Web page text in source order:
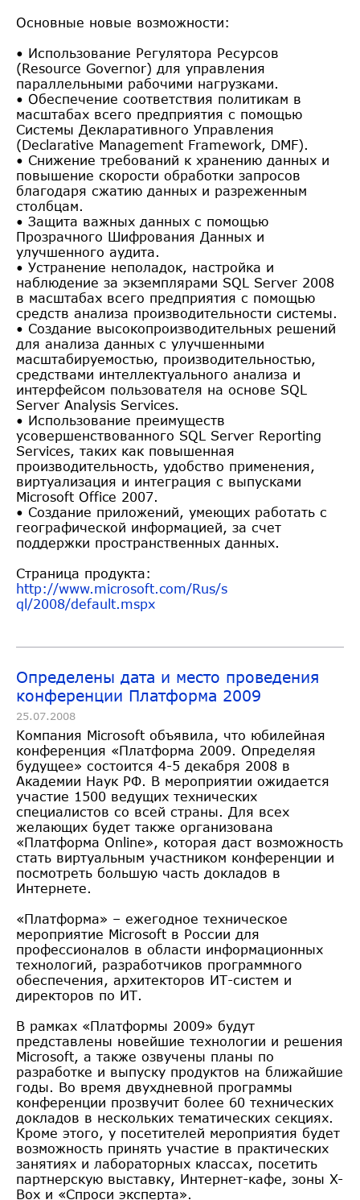
Основные новые возможности:
• Использование Регулятора Ресурсов
(Resource Governor) для управления
параллельными рабочими нагрузками.
• Обеспечение соответствия политикам в
масштабах всего предприятия с помощью
Системы Декларативного Управления
(Declarative Management Framework, DMF).
• Снижение требований к хранению данных и
повышение скорости обработки запросов
благодаря сжатию данных и разреженным
столбцам.
• Защита важных данных с помощью
Прозрачного Шифрования Данных и
улучшенного аудита.
• Устранение неполадок, настройка и
наблюдение за экземплярами SQL Server 2008
в масштабах всего предприятия с помощью
средств анализа производительности системы.
• Создание высокопроизводительных решений
для анализа данных с улучшенными
масштабируемостью, производительностью,
средствами интеллектуального анализа и
интерфейсом пользователя на основе SQL
Server Analysis Services.
• Использование преимуществ
усовершенствованного SQL Server Reporting
Services, таких как повышенная
производительность, удобство применения,
виртуализация и интеграция с выпусками
Microsoft Office 2007.
• Создание приложений, умеющих работать с
географической информацией, за счет
поддержки пространственных данных.
Страница продукта:
http://www.microsoft.com/Rus/s
ql/2008/default.mspx
Определены дата и место проведения
конференции Платформа 2009
25.07.2008
Компания Microsoft объявила, что юбилейная
конференция «Платформа 2009. Определяя
будущее» состоится 4-5 декабря 2008 в
Академии Наук РФ. В мероприятии ожидается
участие 1500 ведущих технических
специалистов со всей страны. Для всех
желающих будет также организована
«Платформа Online», которая даст возможность
стать виртуальным участником конференции и
посмотреть большую часть докладов в
Интернете.
«Платформа» – ежегодное техническое
мероприятие Microsoft в России для
профессионалов в области информационных
технологий, разработчиков программного
обеспечения, архитекторов ИТ-систем и
директоров по ИТ.
В рамках «Платформы 2009» будут
представлены новейшие технологии и решения
Microsoft, а также озвучены планы по
разработке и выпуску продуктов на ближайшие
годы. Во время двухдневной программы
конференции прозвучит более 60 технических
докладов в нескольких тематических секциях.
Кроме этого, у посетителей мероприятия будет
возможность принять участие в практических
занятиях и лабораторных классах, посетить
партнерскую выставку, Интернет-кафе, зоны X-
Box и «Спроси эксперта».